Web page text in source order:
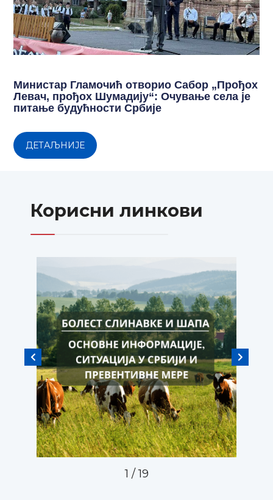
Министар Гламочић отворио Сабор „Прођох
Левач, прођох Шумадију“: Очување села је
питање будућности Србије
ДЕТАЉНИЈЕ
Корисни линкови
1 / 19